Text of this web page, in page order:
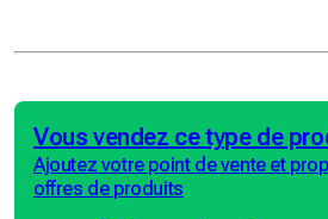
Vous vendez ce type de
Ajoutez votre point de vente et
offres de produits